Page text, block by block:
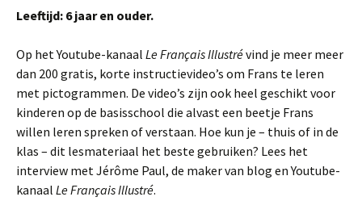
Leeftijd: 6 jaar en ouder.
Op het Youtube-kanaal Le Français Illustrévind je meer meer
dan 200 gratis, korte instructievideo’s om Frans te leren
met pictogrammen. De video’s zijn ook heel geschikt voor
kinderen op de basisschool die alvast een beetje Frans
willen leren spreken of verstaan. Hoe kun je – thuis of in de
klas – dit lesmateriaal het beste gebruiken? Lees het
interview met Jérôme Paul, de maker van blog en Youtube-
kanaal Le Français Illustré.